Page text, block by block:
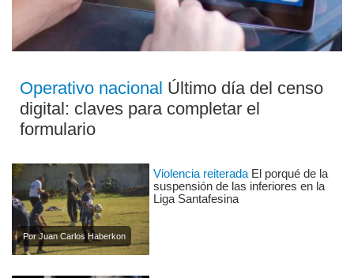
Operativo nacional Último día del censo
digital: claves para completar el
formulario
Por Juan Carlos Haberkon
Violencia reiterada El porqué de la
suspensión de las inferiores en la
Liga Santafesina